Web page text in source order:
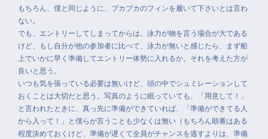
もちろん、僕と同じように、ブカブカのフィンを履いて下さいとは言わ
ない。
でも、エントリーしてしまってからは、泳力が物を言う場合が大である
けど、もし自分が他の参加者に比べて、泳力が無いと感じたら、まず船
上でいかに早く準備してエントリー体勢に入れるか。それを考えた方が
良いと思う。
いつも気を張っている必要は無いけど、頭の中でシュミレーションして
おくことは大切だと思う。写真のように眠っていても、「用意して！」
と言われたときに、真っ先に準備ができていれば、「準備ができてる人
から入って！」と僕らが言うことも少なくは無い（もちろん順番はある
程度決めておくけど、準備が遅くて全員がチャンスを逃すよりは、準備